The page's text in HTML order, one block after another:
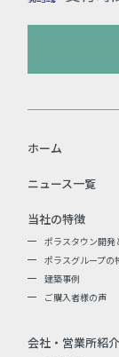
ホーム
ニュース一覧
当社の特徴
ポラスタウン開発
ポラスグループの
建築事例
ご購入者様の声
会社・営業所紹介